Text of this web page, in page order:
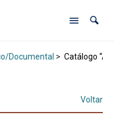
Documental > Catálogo
Voltar